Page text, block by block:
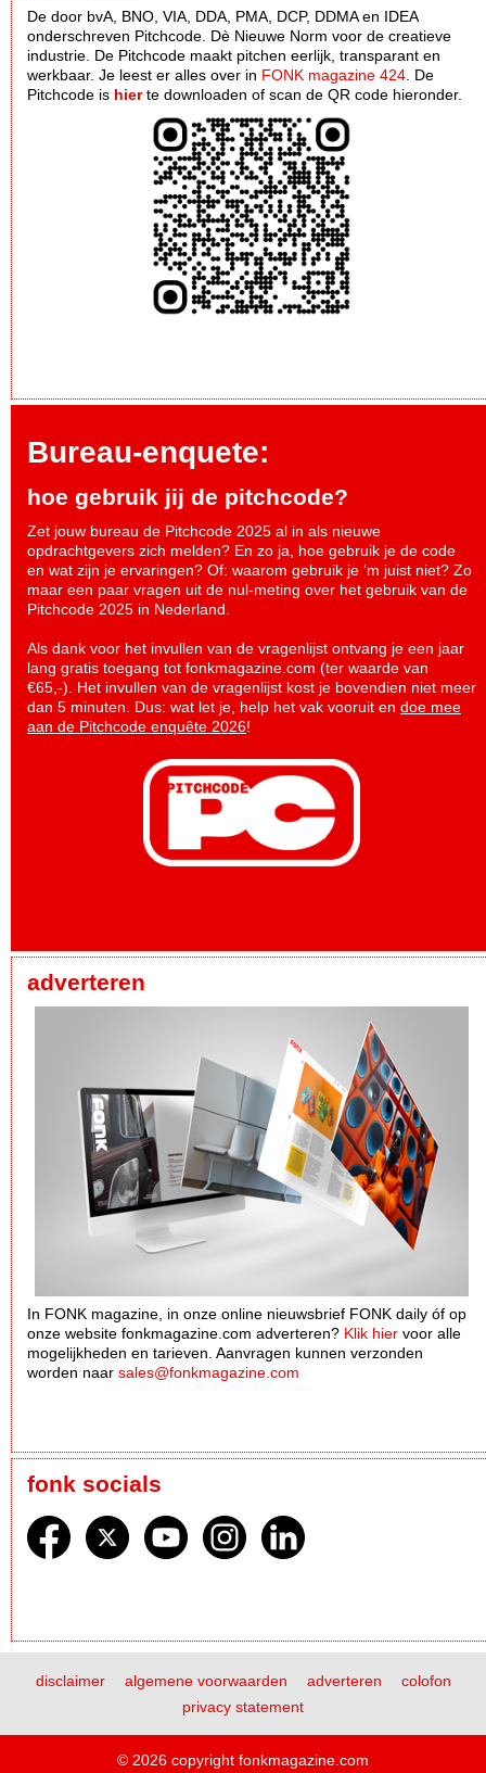
De door bvA, BNO, VIA, DDA, PMA, DCP, DDMA en IDEA
onderschreven Pitchcode. Dè Nieuwe Norm voor de creatieve
industrie. De Pitchcode maakt pitchen eerlijk, transparant en
werkbaar. Je leest er alles over in FONK magazine 424 . De
Pitchcode is hierte downloaden of scan de QR code hieronder.
Bureau-enquete:
hoe gebruik jij de pitchcode?
Zet jouw bureau de Pitchcode 2025 al in als nieuwe
opdrachtgevers zich melden? En zo ja, hoe gebruik je de code
en wat zijn je ervaringen? Of: waarom gebruik je ‘m juist niet? Zo
maar een paar vragen uit de nul-meting over het gebruik van de
Pitchcode 2025 in Nederland.
Als dank voor het invullen van de vragenlijst ontvang je een jaar
lang gratis toegang tot fonkmagazine.com (ter waarde van
€65,-). Het invullen van de vragenlijst kost je bovendien niet meer
dan 5 minuten. Dus: wat let je, help het vak vooruit en doe mee
aan de Pitchcode enquête 2026!
adverteren
In FONK magazine, in onze online nieuwsbrief FONK daily óf op
onze website fonkmagazine.com adverteren? Klik hier voor alle
mogelijkheden en tarieven. Aanvragen kunnen verzonden
worden naar sales@fonkmagazine.com
fonk socials
disclaimer algemene voorwaarden adverteren
colofon
privacy statement
© 2026 copyright fonkmagazine.com